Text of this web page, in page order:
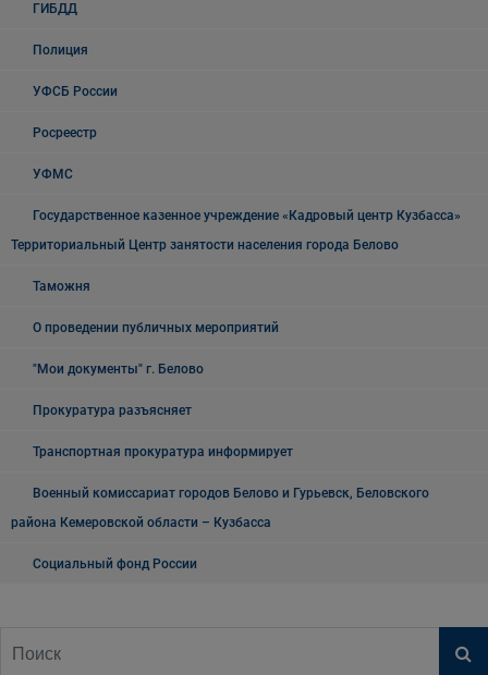
ГИБДД
Полиция
УФСБ России
Росреестр
УФМС
Государственное казенное учреждение «Кадровый центр Кузбасса»
Территориальный Центр занятости населения города Белово
Таможня
О проведении публичных мероприятий
"Мои документы" г. Белово
Прокуратура разъясняет
Транспортная прокуратура информирует
Военный комиссариат городов Белово и Гурьевск, Беловского
района Кемеровской области – Кузбасса
Социальный фонд России